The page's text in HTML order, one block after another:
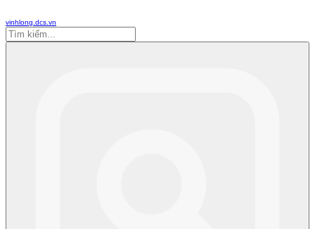
vinhlong.dcs.vn